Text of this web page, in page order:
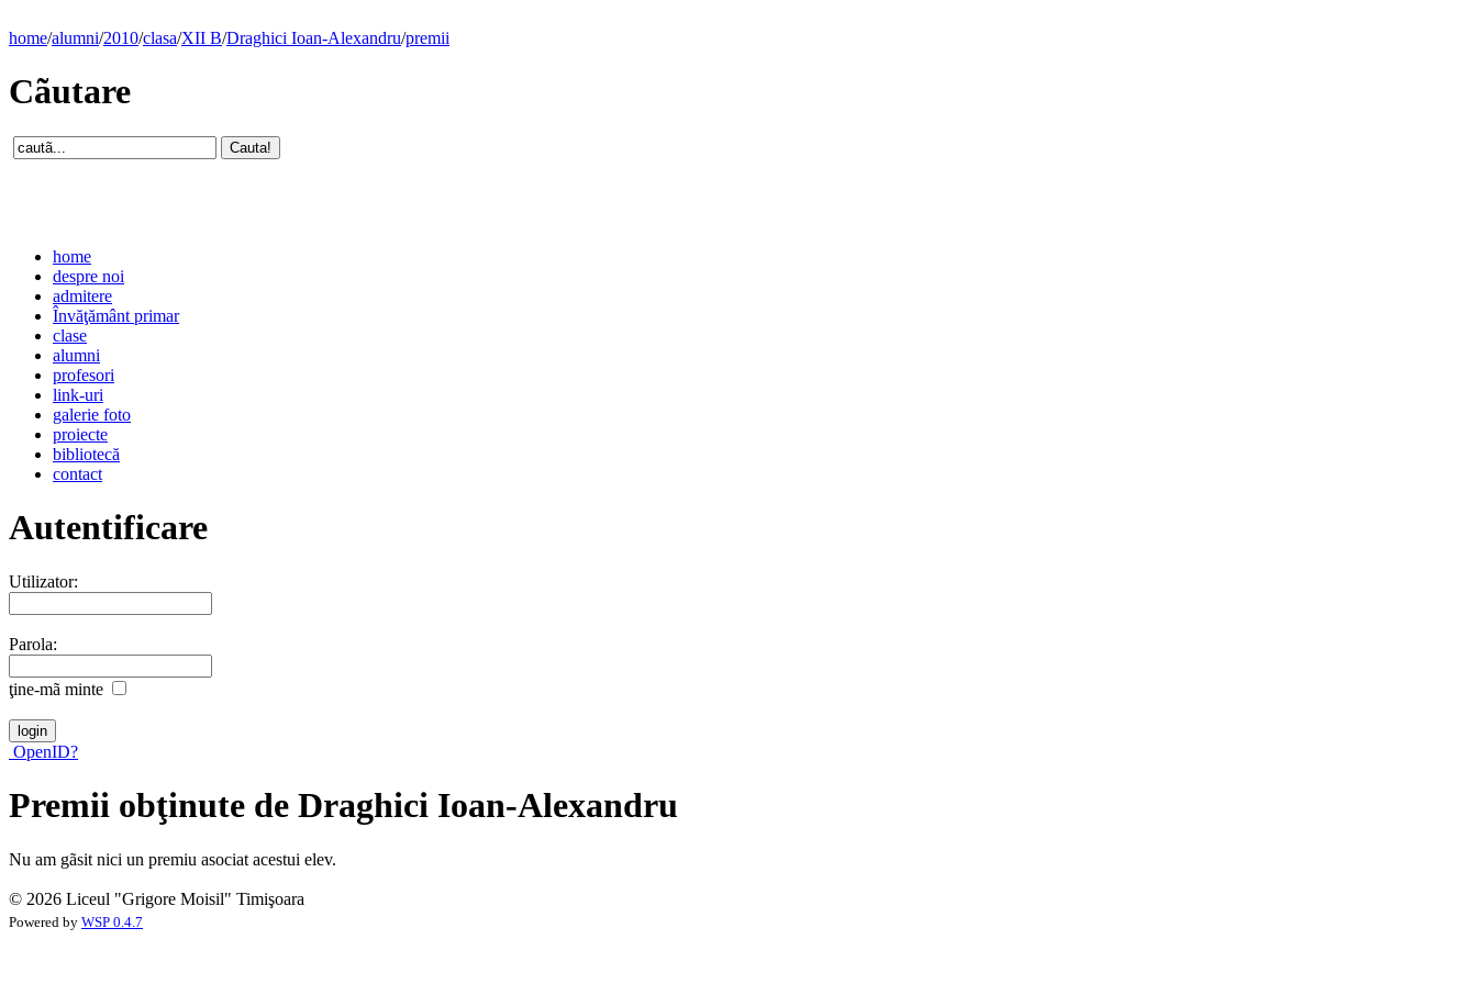
home/alumni/2010/clasa/XII B/Draghici Ioan-Alexandru/premii
Cãutare
home
despre noi
admitere
Învăţământ primar
clase
alumni
profesori
link-uri
galerie foto
proiecte
bibliotecă
contact
Autentificare
Utilizator:
Parola:
ţine-mã minte
OpenID?
Premii obţinute de Draghici Ioan-Alexandru
Nu am gãsit nici un premiu asociat acestui elev.
© 2026 Liceul "Grigore Moisil" Timişoara
Powered by WSP 0.4.7